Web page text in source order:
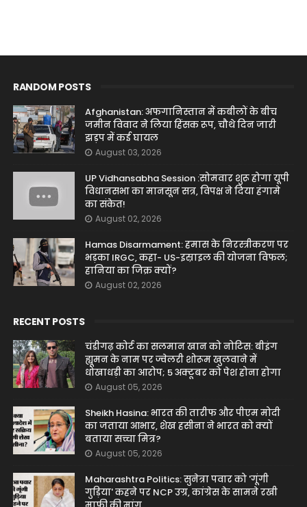
RANDOM POSTS
Afghanistan: अफगानिस्तान में कबीलों के बीच
जमीन विवाद ने लिया हिंसक रूप, चौथे दिन जारी
झड़प में कई घायल
August 03, 2026
UP Vidhansabha Session :सोमवार शुरू होगा यूपी
विधानसभा का मानसून सत्र, विपक्ष ने दिया हंगामे
का संकेत!
August 02, 2026
Hamas Disarmament: हमास के निरस्त्रीकरण पर
भड़का IRGC, कहा- US-इस्राइल की योजना विफल;
हानिया का जिक्र क्यों?
August 02, 2026
RECENT POSTS
चंडीगढ़ कोर्ट का सलमान खान को नोटिस: बीइंग
ह्यूमन के नाम पर ज्वेलरी शोरूम खुलवाने में
धोखाधड़ी का आरोप; 5 अक्टूबर को पेश होना होगा
August 05, 2026
Sheikh Hasina: भारत की तारीफ और पीएम मोदी
का जताया आभार, शेख हसीना ने भारत को क्यों
बताया सच्चा मित्र?
August 05, 2026
Maharashtra Politics: सुनेत्रा पवार को 'गूंगी
गुड़िया' कहने पर NCP उग्र, कांग्रेस के सामने रखी